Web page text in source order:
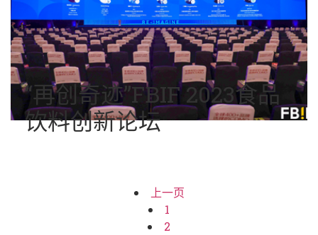
“再创奇迹”FBIF 2023食品
饮料创新论坛
上一页
1
2